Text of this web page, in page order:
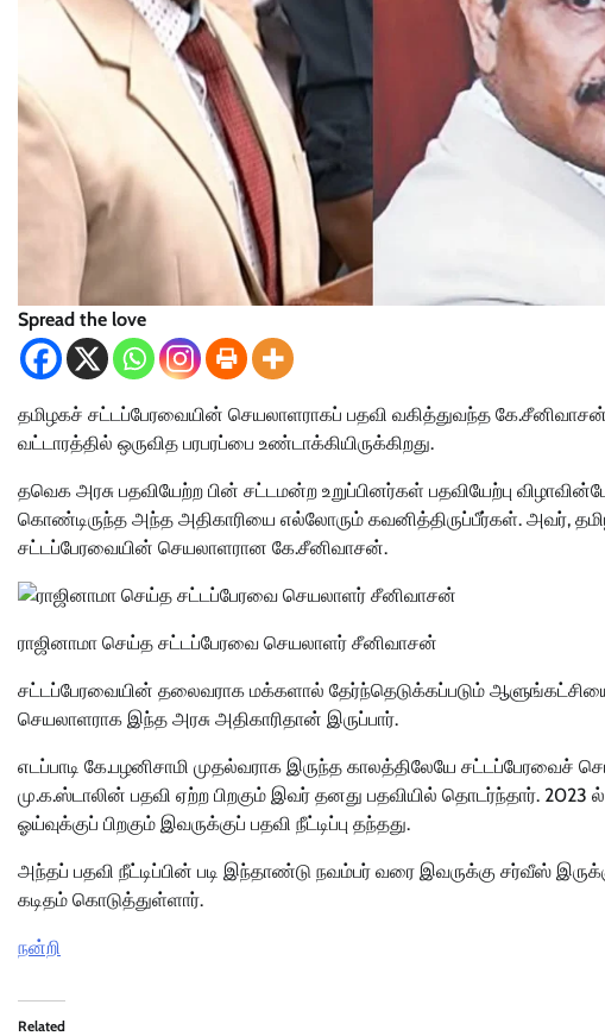
Spread the love
தமிழகச் சட்டப்பேரவையின் செயலாளராகப் பதவி வகித்துவந்த
வட்டார‌த்தில் ஒருவித பரபரப்பை உண்டாக்கியிருக்கிறது.
தவெக அரசு பதவியேற்ற பின் சட்டமன்ற உறுப்பினர்கள் பதவியேற்பு
கொண்டிருந்த அந்த அதிகாரியை எல்லோரும் கவனித்திருப்பீர்கள். அவர்,
சட்டப்பேரவையின் செயலாளரான கே.சீனிவாசன்.
ராஜினாமா செய்த சட்டப்பேரவை செயலாளர் சீனிவாசன்
சட்டப்பேரவையின் தலைவராக மக்களால் தேர்ந்தெடுக்கப்படும்
செயலாளராக இந்த அரசு அதிகாரிதான் இருப்பார்.
எடப்பாடி கே.பழனிசாமி முதல்வராக இருந்த காலத்திலேயே
மு.க.ஸ்டாலின் பதவி ஏற்ற பிறகும் இவர் தனது பதவியில் தொடர்ந்தார். 2023
ஓய்வுக்குப் பிறகும் இவருக்குப் பதவி நீட்டிப்பு தந்தது.
அந்தப் பதவி நீட்டிப்பின் படி இந்தாண்டு நவம்பர் வரை இவருக்கு சர்வீஸ்
கடிதம் கொடுத்துள்ளார்.
நன்றி
Related